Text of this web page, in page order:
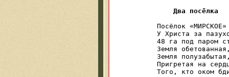
Два посёлка
Посёлок
У Христа за
48 га под паром
Земля
Земля
Пригретая на
Того, кто оком